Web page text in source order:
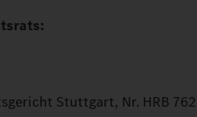
Stuttgart, Nr. HRB